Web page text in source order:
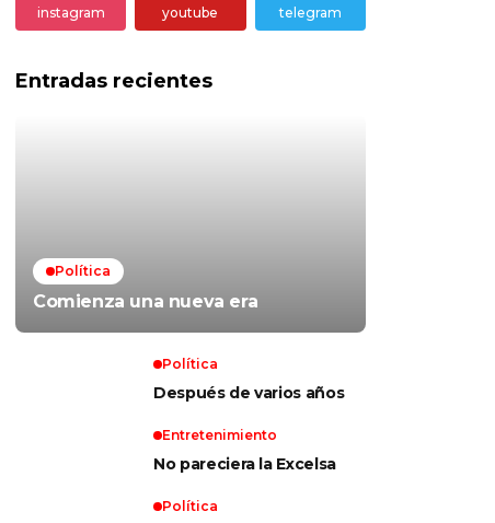
instagram youtube telegram
Entradas recientes
Política
Comienza una nueva era
Política
Después de varios años
Entretenimiento
No pareciera la Excelsa
Política